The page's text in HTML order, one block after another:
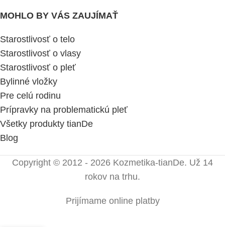
MOHLO BY VÁS ZAUJÍMAŤ
Starostlivosť o telo
Starostlivosť o vlasy
Starostlivosť o pleť
Bylinné vložky
Pre celú rodinu
Prípravky na problematickú pleť
Všetky produkty tianDe
Blog
Copyright © 2012 - 2026 Kozmetika-tianDe. Už 14
rokov na trhu.
Prijímame online platby